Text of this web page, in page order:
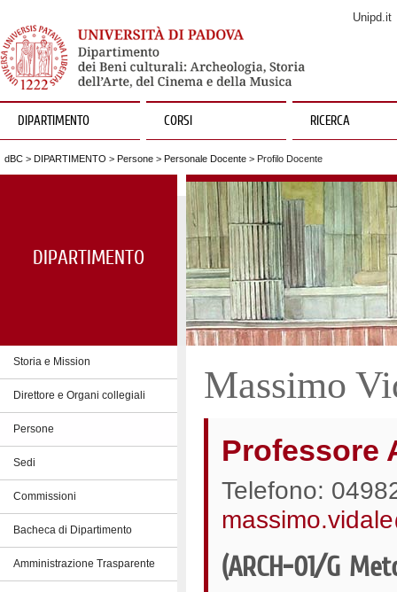
Unipd.it
DIPARTIMENTO CORSI RICERCA
dBC > DIPARTIMENTO > Persone > Personale Docente > Profilo Docente
DIPARTIMENTO
Storia e Mission
Direttore e Organi collegiali
Persone
Sedi
Commissioni
Bacheca di Dipartimento
Amministrazione Trasparente
Massimo
Professore
Telefono:
(ARCH-01/G